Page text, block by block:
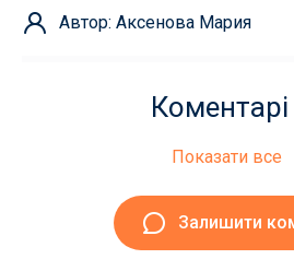
Автор: Аксенова Мария
Коментарі
Показати все
Залишити